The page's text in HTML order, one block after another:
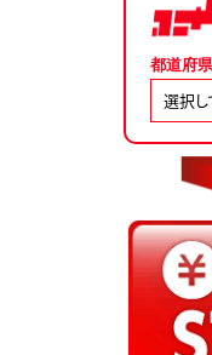
都道府県